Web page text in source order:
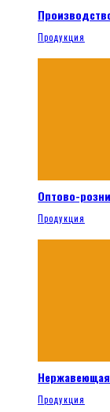
Продукция
Оптово-
Продукция
Продукция